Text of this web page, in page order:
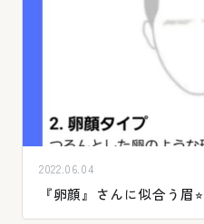
2022.06.04
『卵顔』さんに似合う眉⭐︎